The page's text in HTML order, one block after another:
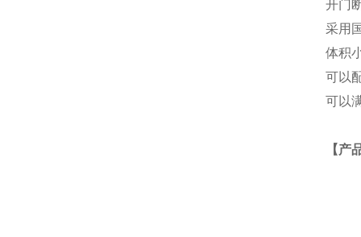
开门
采用
体积
可以
可以
【产